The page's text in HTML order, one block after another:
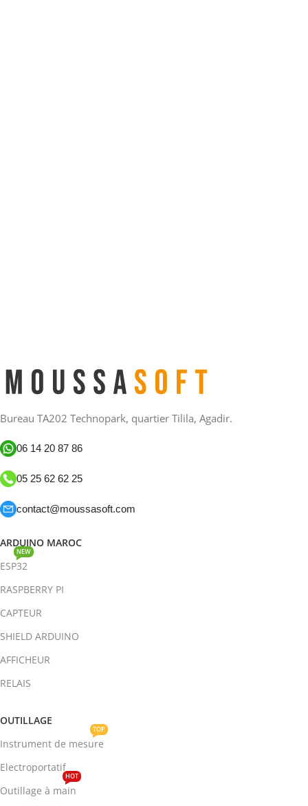
Bureau TA202 Technopark, quartier Tilila, Agadir.
06 14 20 87 86
05 25 62 62 25
contact@moussasoft.com
ARDUINO MAROC
ESP32
NEW
RASPBERRY PI
CAPTEUR
SHIELD ARDUINO
AFFICHEUR
RELAIS
OUTILLAGE
Instrument de mesure
TOP
Electroportatif
Outillage à main
HOT